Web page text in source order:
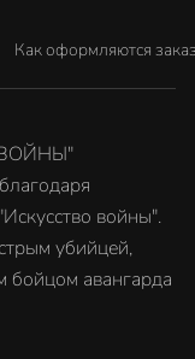
Как оформляются
войны".
убийцей,
авангарда